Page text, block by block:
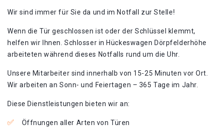
Wir sind immer für Sie da und im Notfall zur Stelle!
Wenn die Tür geschlossen ist oder der Schlüssel klemmt,
helfen wir Ihnen. Schlosser in Hückeswagen Dörpfelderhöhe
arbeiteten während dieses Notfalls rund um die Uhr.
Unsere Mitarbeiter sind innerhalb von 15-25 Minuten vor Ort.
Wir arbeiten an Sonn- und Feiertagen – 365 Tage im Jahr.
Diese Dienstleistungen bieten wir an:
Öffnungen aller Arten von Türen